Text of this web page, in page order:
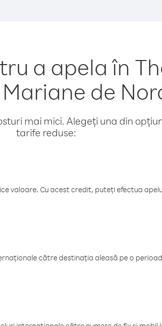
a apela în
de
mai mici. Alegeți una din
tarife reduse:
valoare. Cu acest credit, puteți efectua
către destinația aleasă pe o